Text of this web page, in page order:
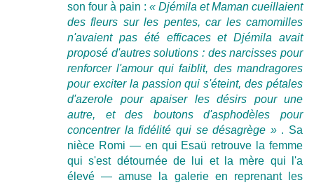
son four à pain : « Djémila et Maman cueillaient
des fleurs sur les pentes, car les camomilles
n'avaient pas été efficaces et Djémila avait
proposé d'autres solutions : des narcisses pour
renforcer l'amour qui faiblit, des mandragores
pour exciter la passion qui s'éteint, des pétales
d'azerole pour apaiser les désirs pour une
autre, et des boutons d'asphodèles pour
concentrer la fidélité qui se désagrège » . Sa
nièce Romi — en qui Esaü retrouve la femme
qui s'est détournée de lui et la mère qui l'a
élevé — amuse la galerie en reprenant les